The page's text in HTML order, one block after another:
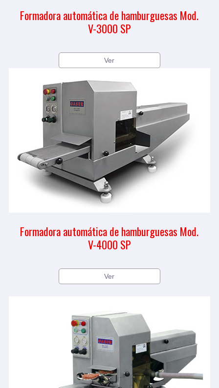
Formadora automática de hamburguesas Mod.
V-3000 SP
Ver
Formadora automática de hamburguesas Mod.
V-4000 SP
Ver